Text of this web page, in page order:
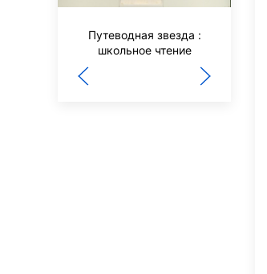
Путеводная звезда :
школьное чтение